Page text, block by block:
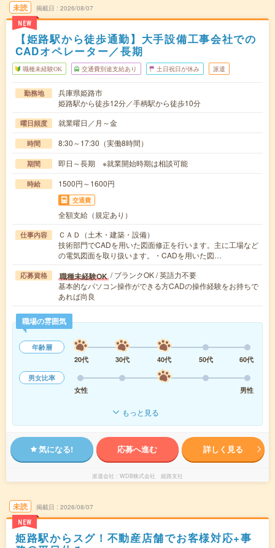
未読
NEW
掲載日 2026/08/07
【姫路駅から徒歩通勤】大手設備工事会社での
CADオペレーター／長期
職種未経験OK 交通費別途支給あり 土日祝日が休み 派遣
勤務地
兵庫県姫路市
姫路駅から徒歩12分／手柄駅から徒歩10分
曜日頻度 就業曜日／月～金
時間 8:30～17:30（実働8時間）
期間 即日～長期 ※就業開始時期は相談可能
時給 1500円～1600円
交通費
全額支給（規定あり）
仕事内容
ＣＡＤ（土木・建築・設備）
技術部門でCADを用いた図面修正を行います。主に工場など
の電気図面を取り扱います。・CADを用いた図…
応募資格 職種未経験OK / ブランクOK / 英語力不要
基本的なパソコン操作ができる方CADの操作経験をお持ちで
あれば尚良
職場の雰囲気
年齢層
20代
30代 40代 50代
60代
男女比率
女性
男性
もっと見る
気になる! 応募へ進む 詳しく見る
派遣会社 WDB株式会社 姫路支社
未読
NEW
掲載日 2026/08/07
姫路駅からスグ！不動産店舗でお客様対応+事